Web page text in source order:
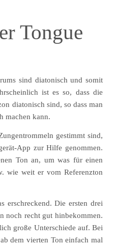
Tongue
sind diatonisch und somit
ist es so, dass die
diatonisch sind, so dass man
machen kann.
gestimmt sind,
App zur Hilfe genommen.
Ton an, um was für einen
wie weit er vom Referenzton
erschreckend. Die ersten drei
noch recht gut hinbekommen.
große Unterschiede auf. Bei
dem vierten Ton einfach mal